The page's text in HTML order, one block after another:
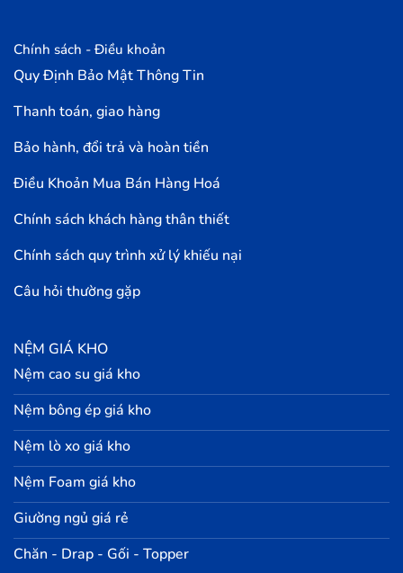
Chính sách - Điều khoản
Quy Định Bảo Mật Thông Tin
Thanh toán, giao hàng
Bảo hành, đổi trả và hoàn tiền
Điều Khoản Mua Bán Hàng Hoá
Chính sách khách hàng thân thiết
Chính sách quy trình xử lý khiếu nại
Câu hỏi thường gặp
NỆM GIÁ KHO
Nệm cao su giá kho
Nệm bông ép giá kho
Nệm lò xo giá kho
Nệm Foam giá kho
Giường ngủ giá rẻ
Chăn - Drap - Gối - Topper